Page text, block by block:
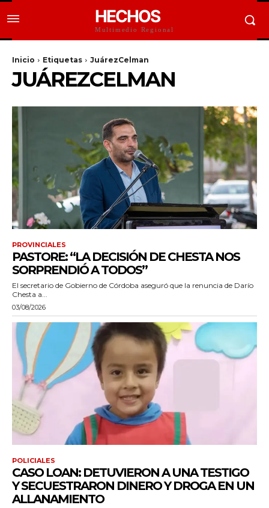
HECHOS
Multimedio Regional
Inicio Etiquetas JuárezCelman
JUÁREZCELMAN
PROVINCIALES
PASTORE: “LA DECISIÓN DE CHESTA NOS
SORPRENDIÓ A TODOS”
El secretario de Gobierno de Córdoba aseguró que la renuncia de Darío
Chesta a...
03/08/2026
POLICIALES
CASO LOAN: DETUVIERON A UNA TESTIGO
Y SECUESTRARON DINERO Y DROGA EN UN
ALLANAMIENTO